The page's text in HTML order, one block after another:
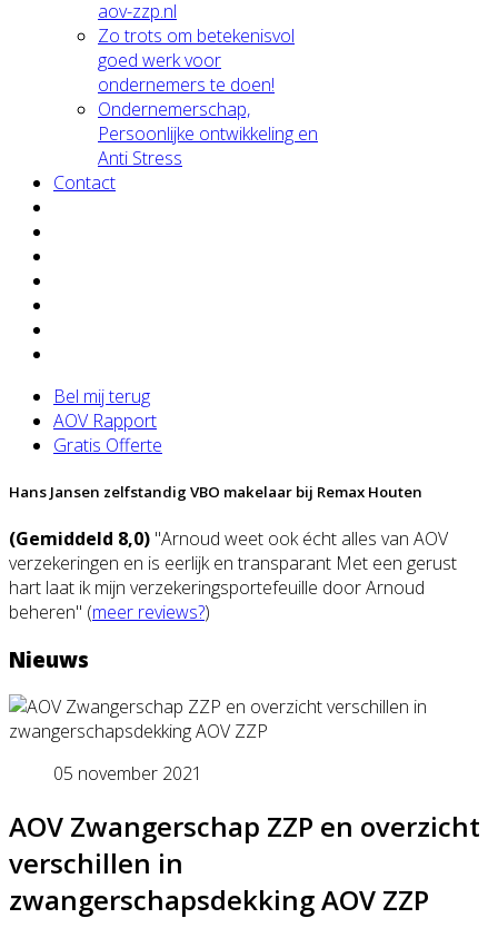
aov-zzp.nl
Zo trots om betekenisvol
goed werk voor
ondernemers te doen!
Ondernemerschap,
Persoonlijke ontwikkeling en
Anti Stress
Contact
Bel mij terug
AOV Rapport
Gratis Offerte
Hans Jansen zelfstandig VBO makelaar bij Remax Houten
(Gemiddeld 8,0) "Arnoud weet ook écht alles van AOV
verzekeringen en is eerlijk en transparant Met een gerust
hart laat ik mijn verzekeringsportefeuille door Arnoud
beheren" (meer reviews?)
Nieuws
05 november 2021
AOV Zwangerschap ZZP en overzicht
verschillen in
zwangerschapsdekking AOV ZZP